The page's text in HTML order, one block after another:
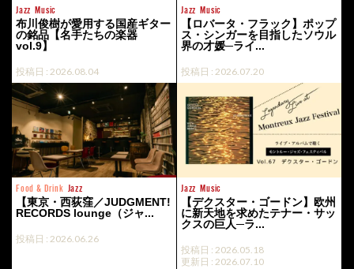
Jazz Music
布川俊樹が愛用する国産ギター
の銘品【名手たちの楽器
vol.9】
投稿日 : 2026.08.04
Jazz Music
【ロバータ・フラック】ポップ
ス・シンガーを目指したソウル
界の才媛─ライ...
投稿日 : 2026.07.20
Food & Drink Jazz
【東京・西荻窪／JUDGMENT!
RECORDS lounge（ジャ...
投稿日 : 2026.06.26
Jazz Music
【デクスター・ゴードン】欧州
に新天地を求めたテナー・サッ
クスの巨人─ラ...
投稿日 : 2026.05.18
更新日 : 2026.07.10